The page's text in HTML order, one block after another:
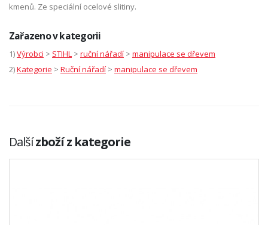
kmenů. Ze speciální ocelové slitiny.
Zařazeno v kategorii
1)Výrobci > STIHL > ruční nářadí > manipulace se dřevem
2)Kategorie > Ruční nářadí > manipulace se dřevem
Dalšízboží z kategorie